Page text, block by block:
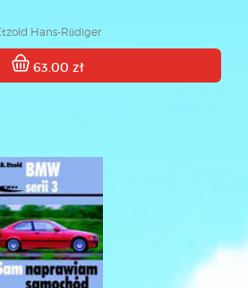
Hans-Rüdiger
63.00 zł